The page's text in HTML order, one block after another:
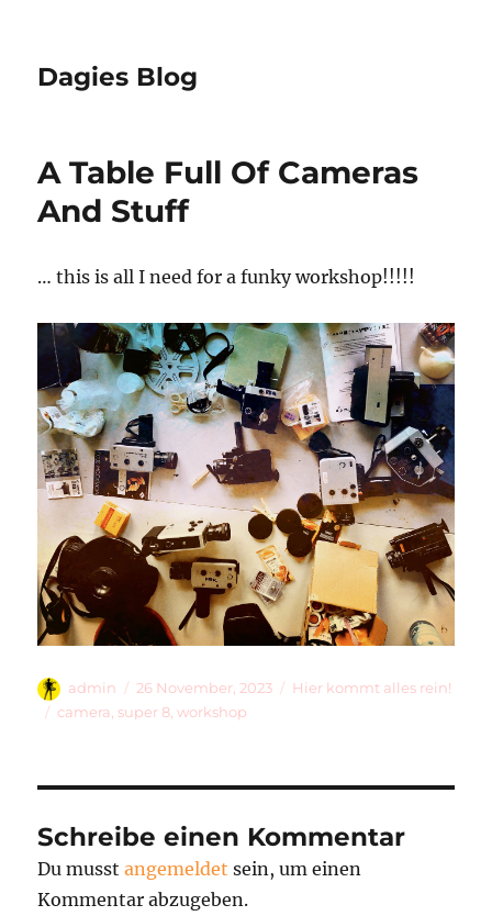
Dagies Blog
A Table Full Of Cameras
And Stuff
… this is all I need for a funky workshop!!!!!
Autor
admin
Veröffentlicht
am
26 November, 2023 Kategorien
Hier kommt alles rein!
Schlagwörter
camera super 8 ,workshop
Schreibe einen Kommentar
Du musstangemeldet sein, um einen
Kommentar abzugeben.